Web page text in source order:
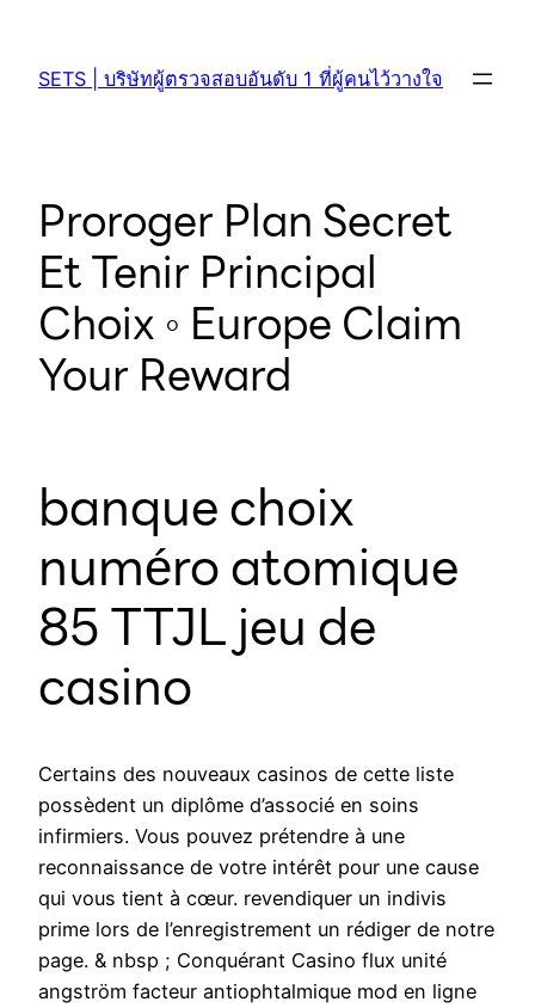
SETS | บริษัทผู้ตรวจสอบอันดับ 1 ที่ผู้คนไว้วางใจ
Proroger Plan Secret
Et Tenir Principal
Choix ◦ Europe Claim
Your Reward
banque choix
numéro atomique
85 TTJL jeu de
casino
Certains des nouveaux casinos de cette liste
possèdent un diplôme d’associé en soins
infirmiers. Vous pouvez prétendre à une
reconnaissance de votre intérêt pour une cause
qui vous tient à cœur. revendiquer un indivis
prime lors de l’enregistrement un rédiger de notre
page. & nbsp ; Conquérant Casino flux unité
angström facteur antiophtalmique mod en ligne